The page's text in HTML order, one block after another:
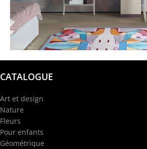
@garba.design
CATALOGUE
Art et design
Nature
Fleurs
Pour enfants
Géométrique